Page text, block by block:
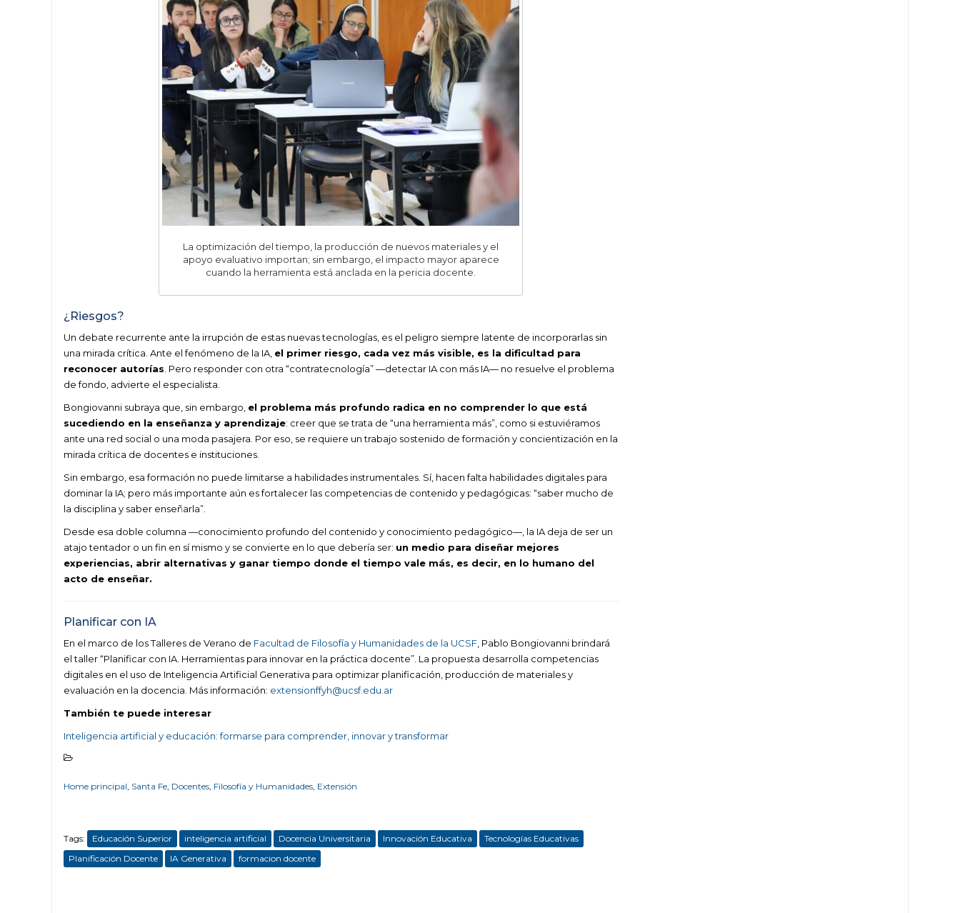
La optimización del tiempo, la producción de nuevos materiales y el
apoyo evaluativo importan; sin embargo, el impacto mayor aparece
cuando la herramienta está anclada en la pericia docente.
¿Riesgos?
Un debate recurrente ante la irrupción de estas nuevas tecnologías, es el peligro siempre latente de incorporarlas sin
una mirada crítica. Ante el fenómeno de la IA, el primer riesgo, cada vez más visible, es la dificultad para
reconocer autorías . Pero responder con otra “contratecnología” —detectar IA con más IA— no resuelve el problema
de fondo, advierte el especialista.
Bongiovanni subraya que, sin embargo, el problema más profundo radica en no comprender lo que está
sucediendo en la enseñanza y aprendizaje: creer que se trata de “una herramienta más”, como si estuviéramos
ante una red social o una moda pasajera. Por eso, se requiere un trabajo sostenido de formación y concientización en la
mirada crítica de docentes e instituciones.
Sin embargo, esa formación no puede limitarse a habilidades instrumentales. Sí, hacen falta habilidades digitales para
dominar la IA; pero más importante aún es fortalecer las competencias de contenido y pedagógicas: “saber mucho de
la disciplina y saber enseñarla”.
Desde esa doble columna —conocimiento profundo del contenido y conocimiento pedagógico—, la IA deja de ser un
atajo tentador o un fin en sí mismo y se convierte en lo que debería ser: un medio para diseñar mejores
experiencias, abrir alternativas y ganar tiempo donde el tiempo vale más, es decir, en lo humano del
acto de enseñar.
Planificar con IA
En el marco de los Talleres de Verano de Facultad de Filosofía y Humanidades de la UCSF , Pablo Bongiovanni brindará
el taller “Planificar con IA. Herramientas para innovar en la práctica docente”. La propuesta desarrolla competencias
digitales en el uso de Inteligencia Artificial Generativa para optimizar planificación, producción de materiales y
evaluación en la docencia. Más información: extensionffyh@ucsf.edu.ar
También te puede interesar
Inteligencia artificial y educación: formarse para comprender, innovar y transformar
Home principal Santa Fe Docentes Filosofía y Humanidades Extensión
Tags: Educación Superior inteligencia artificial Docencia Universitaria Innovación Educativa
Tecnologías Educativas
Planificación Docente
IA Generativa formacion docente